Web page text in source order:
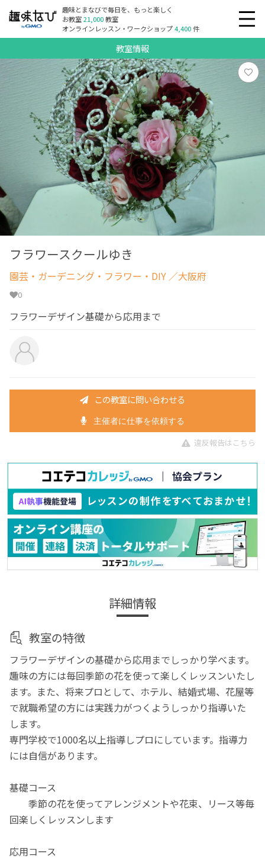
趣味とまなびで毎日を、もっと楽しく
お教室21,000教室
オンラインレッスン・ワークショップ4,400件
教室情報
フラワースクールゆき
園芸・ガーデニング・フラワー・DIY ／大阪府
0
フラワーデザイン基礎から応用まで
この教室に問い合わせる
主催者に仕事を依頼する
違反報告はこちら
詳細情報
教室の特徴
フラワーデザインの基礎から応用までしっかり学べます。
趣味の方には毎回季節の花を使って楽しくレッスンいたし
ます。また、将来プロとして、ホテル、結婚式場、花屋等
で就職希望の方には実践力がつくようしっかり指導いた
します。
専門学校で1000名以上指導しプロにしています。指導力
には自信があります。
基礎コース
季節の花を使ってアレンジメントや花束、リース等毎
回楽しくレッスンします
応用コース